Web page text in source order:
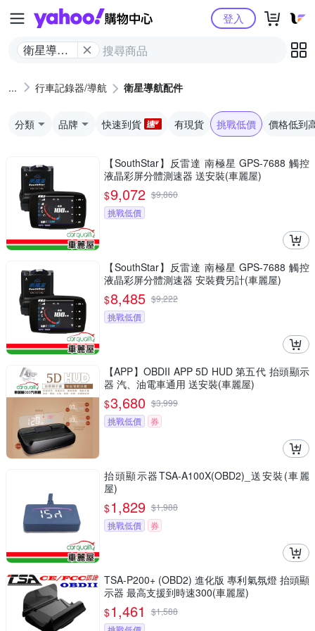
Yahoo購物中心
衛星導航
登入
行車記錄器/導航 衛星導航配件
分類 品牌 快速到貨 有現貨 挑戰低價 價格低到
【SouthStar】反雷達 南極星 GPS-7688 觸控
液晶彩屏分體測速器 送安裝(車麗屋)
$9,072 $9,860
挑戰低價
【SouthStar】反雷達 南極星 GPS-7688 觸控
液晶彩屏分體測速器 安裝費另計(車麗屋)
$8,485 $9,222
挑戰低價
【APP】OBDII APP 5D HUD 第五代 抬頭顯示
器 汽、油電車通用 送安裝(車麗屋)
$3,680 $3,999
挑戰低價
券
抬頭顯示器TSA-A100X(OBD2)_送安裝(車麗
屋)
$1,829 $1,988
挑戰低價
券
TSA-P200+ (OBD2) 進化版 專利氣氛燈 抬頭顯
示器 最高支援到時速300(車麗屋)
$1,461 $1,588